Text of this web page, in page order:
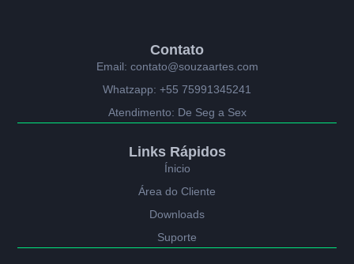
Contato
Email: contato@souzaartes.com
Whatzapp: +55 75991345241
Atendimento: De Seg a Sex
Links Rápidos
Ínicio
Área do Cliente
Downloads
Suporte